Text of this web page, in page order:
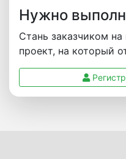
Нужно
Стань заказчиком
проект, на который